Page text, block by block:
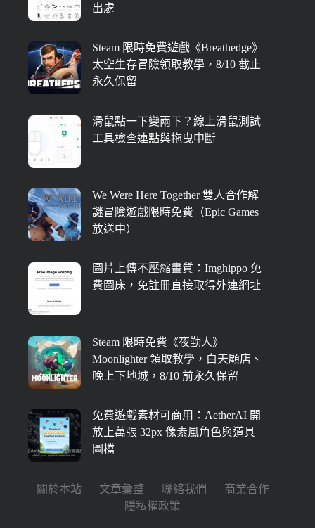
出處
Steam 限時免費遊戲《Breathedge》
太空生存冒險領取教學，8/10 截止
永久保留
滑鼠點一下變兩下？線上滑鼠測試
工具檢查連點與拖曳中斷
We Were Here Together 雙人合作解
謎冒險遊戲限時免費（Epic Games
放送中）
圖片上傳不壓縮畫質：Imghippo 免
費圖床，免註冊直接取得外連網址
Steam 限時免費《夜勤人》
Moonlighter 領取教學，白天顧店、
晚上下地城，8/10 前永久保留
免費遊戲素材可商用：AetherAI 開
放上萬張 32px 像素風角色與道具
圖檔
關於本站 文章彙整 聯絡我們
商業合作
隱私權政策